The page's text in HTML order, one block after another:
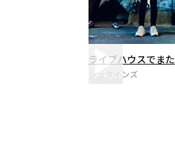
ライブハウスでまた
シュタインズ